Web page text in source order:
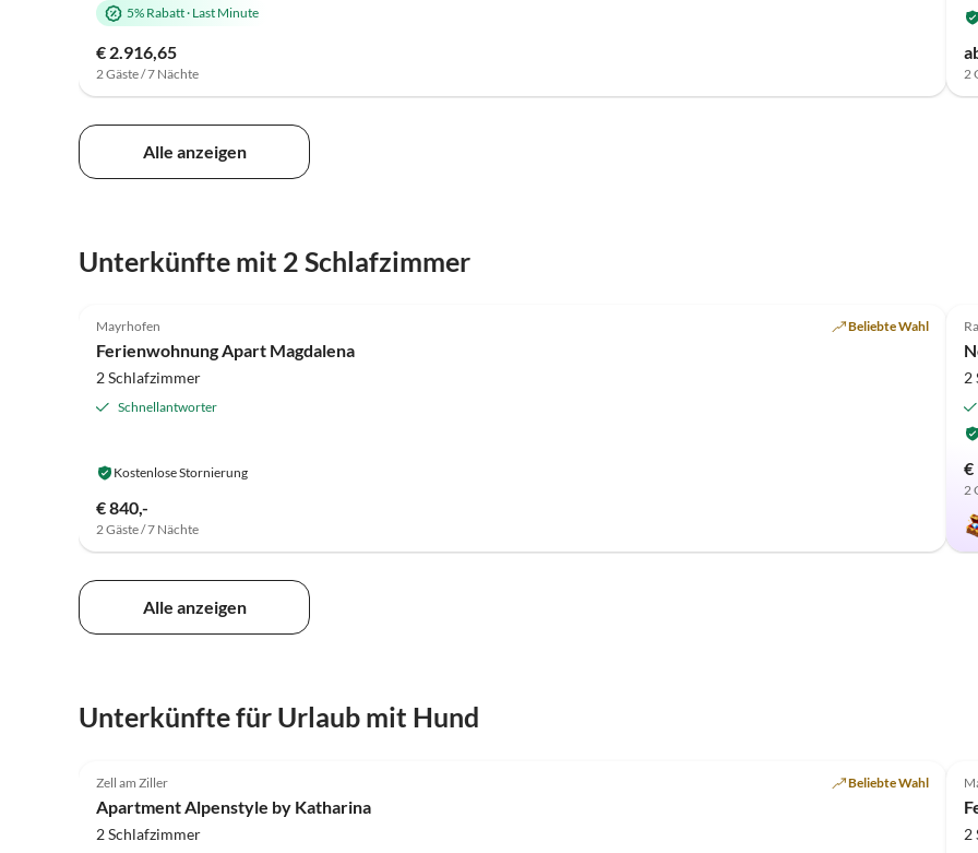
5% Rabatt· Last Minute
€ 2.916,65
2 Gäste / 7 Nächte 2
Alle anzeigen
Unterkünfte mit 2 Schlafzimmer
Mayrhofen Beliebte Wahl
Ferienwohnung Apart Magdalena
2 Schlafzimmer
Schnellantworter
Kostenlose Stornierung
€ 840,-
2 Gäste / 7 Nächte
2
€
2
Alle anzeigen
Unterkünfte für Urlaub mit Hund
Zell am Ziller Beliebte Wahl
Apartment Alpenstyle by Katharina
2 Schlafzimmer 2